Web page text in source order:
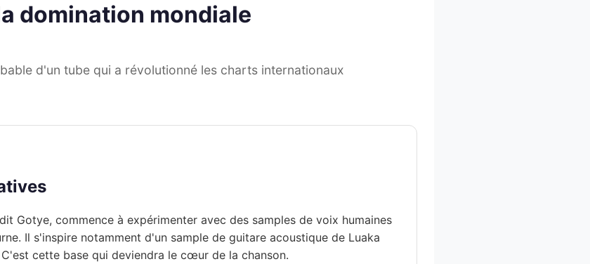
domination mondiale
d'un tube qui a révolutionné les charts internationaux
Gotye, commence à expérimenter avec des samples de voix humaines
Il s'inspire notamment d'un sample de guitare acoustique de Luaka
cette base qui deviendra le cœur de la chanson.